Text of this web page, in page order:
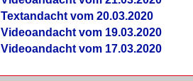
Textandacht vom 20.03.2020
Videoandacht vom 19.03.2020
Videoandacht vom 17.03.2020